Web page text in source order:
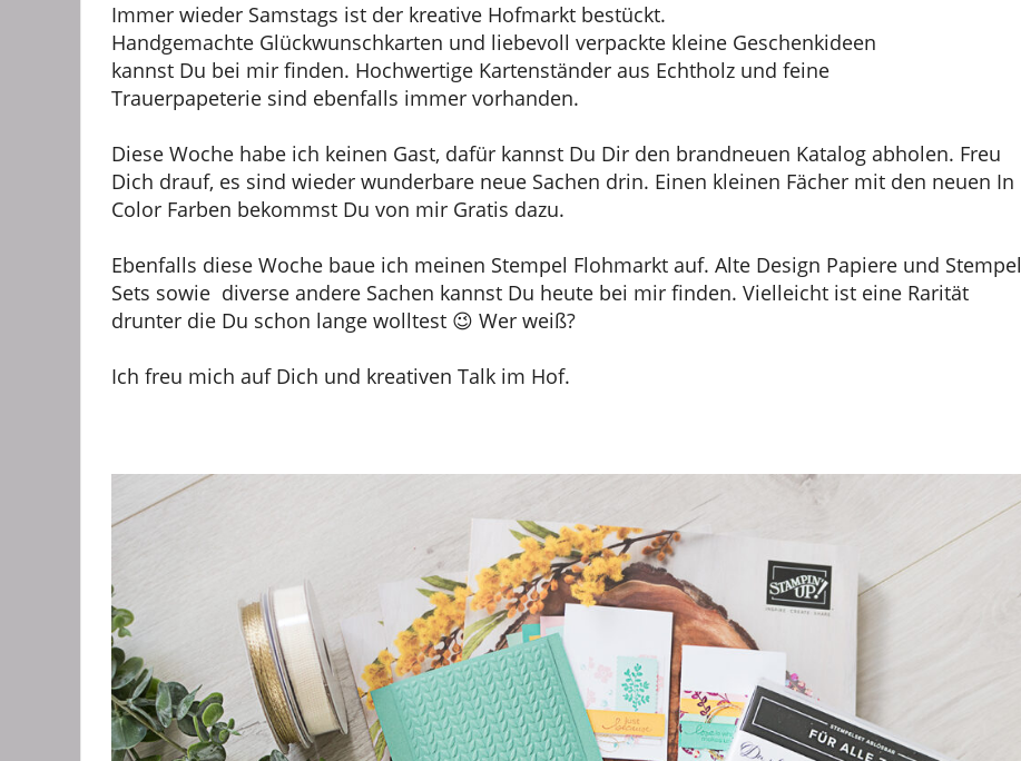
Immer wieder Samstags ist der kreative Hofmarkt bestückt.
Handgemachte Glückwunschkarten und liebevoll verpackte kleine Geschenkideen
kannst Du bei mir finden. Hochwertige Kartenständer aus Echtholz und feine
Trauerpapeterie sind ebenfalls immer vorhanden.
Diese Woche habe ich keinen Gast, dafür kannst Du Dir den brandneuen Katalog abholen. Freu
Dich drauf, es sind wieder wunderbare neue Sachen drin. Einen kleinen Fächer mit den neuen In
Color Farben bekommst Du von mir Gratis dazu.
Ebenfalls diese Woche baue ich meinen Stempel Flohmarkt auf. Alte Design Papiere und Stempel
Sets sowie diverse andere Sachen kannst Du heute bei mir finden. Vielleicht ist eine Rarität
drunter die Du schon lange wolltest 😉 Wer weiß?
Ich freu mich auf Dich und kreativen Talk im Hof.